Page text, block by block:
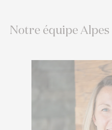
Notre équipe Alpes